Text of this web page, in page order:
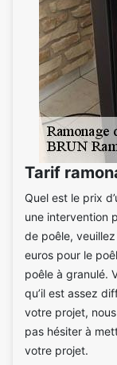
Tarif
Quel est le prix
une intervention
de poêle,
euros pour le
poêle à granulé.
qu’il est assez
votre projet,
pas hésiter à
votre projet.